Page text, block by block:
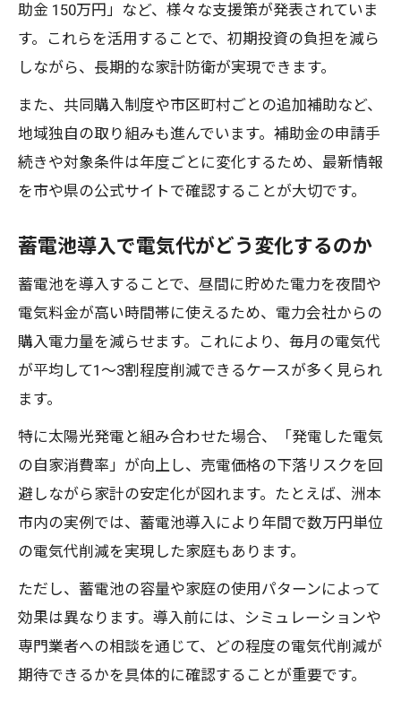
助金 150万円」など、様々な支援策が発表されていま
す。これらを活用することで、初期投資の負担を減ら
しながら、長期的な家計防衛が実現できます。
また、共同購入制度や市区町村ごとの追加補助など、
地域独自の取り組みも進んでいます。補助金の申請手
続きや対象条件は年度ごとに変化するため、最新情報
を市や県の公式サイトで確認することが大切です。
蓄電池導入で電気代がどう変化するのか
蓄電池を導入することで、昼間に貯めた電力を夜間や
電気料金が高い時間帯に使えるため、電力会社からの
購入電力量を減らせます。これにより、毎月の電気代
が平均して1～3割程度削減できるケースが多く見られ
ます。
特に太陽光発電と組み合わせた場合、「発電した電気
の自家消費率」が向上し、売電価格の下落リスクを回
避しながら家計の安定化が図れます。たとえば、洲本
市内の実例では、蓄電池導入により年間で数万円単位
の電気代削減を実現した家庭もあります。
ただし、蓄電池の容量や家庭の使用パターンによって
効果は異なります。導入前には、シミュレーションや
専門業者への相談を通じて、どの程度の電気代削減が
期待できるかを具体的に確認することが重要です。